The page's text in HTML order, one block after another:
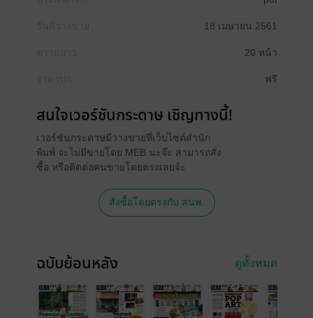
18 เมษายน 2561
20 หน้า
ฟรี
สนใจเวอร์ชันกระดาษ เชิญทางนี้!
เวอร์ชันกระดาษมีวางขายที่เว็บไซต์สำนัก
พิมพ์ จะไม่มีขายโดย MEB นะจ๊ะ สามารถสั่ง
ซื้อ หรือติดต่อคนขายโดยตรงเลยจ้ะ
สั่งซื้อโดยตรงกับ สนพ.
ฉบับย้อนหลัง ดูทั้งหมด